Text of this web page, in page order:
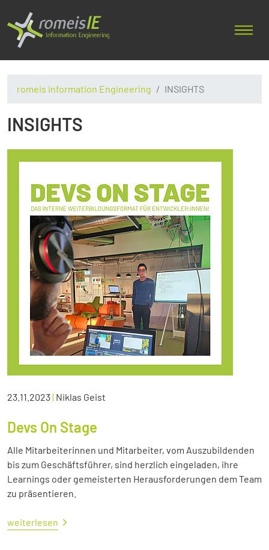
romeis Information Engineering INSIGHTS
INSIGHTS
23.11.2023| Niklas Geist
Devs On Stage
Alle Mitarbeiterinnen und Mitarbeiter, vom Auszubildenden
bis zum Geschäftsführer, sind herzlich eingeladen, ihre
Learnings oder gemeisterten Herausforderungen dem Team
zu präsentieren.
weiterlesen